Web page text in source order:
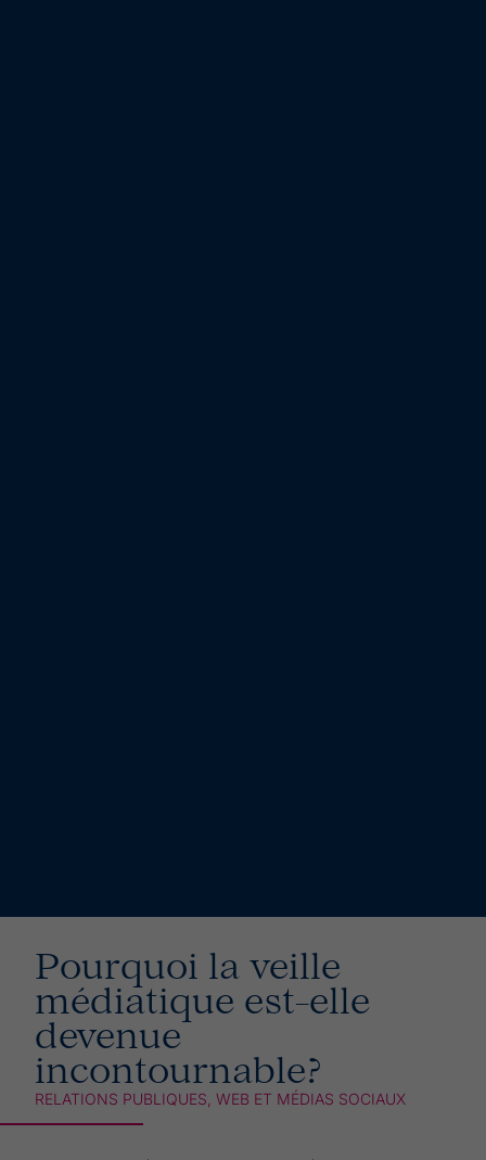
Pourquoi la veille
médiatique est-elle
devenue
incontournable?
RELATIONS PUBLIQUES ,WEB ET MÉDIAS SOCIAUX